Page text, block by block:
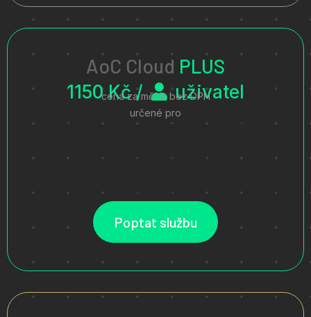
AoC Cloud PLUS
1150 Kč / uživatel
cena za měsíc bez DPH
určené pro
Poptat službu